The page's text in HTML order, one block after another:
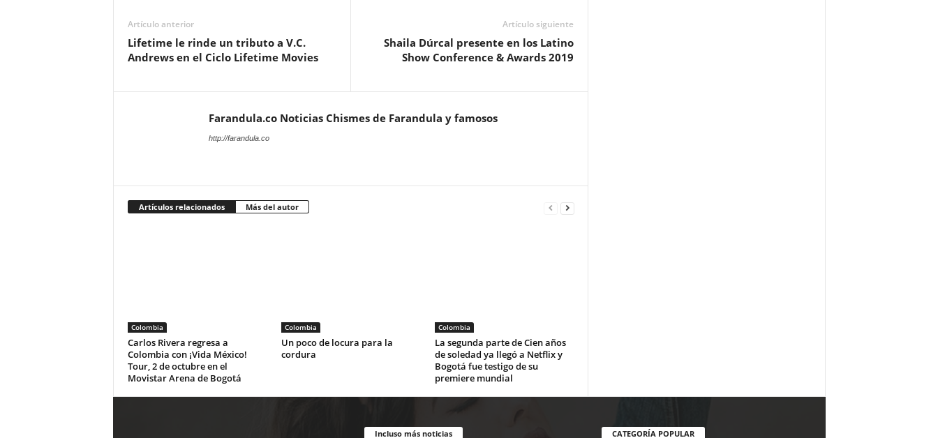
Artículo anterior
Lifetime le rinde un tributo a V.C.
Andrews en el Ciclo Lifetime Movies
Artículo siguiente
Shaila Dúrcal presente en los Latino
Show Conference & Awards 2019
Farandula.co Noticias Chismes de Farandula y famosos
http://farandula.co
Artículos relacionados Más del autor
Colombia
Carlos Rivera regresa a
Colombia con ¡Vida México!
Tour, 2 de octubre en el
Movistar Arena de Bogotá
Colombia
Un poco de locura para la
cordura
Colombia
La segunda parte de Cien años
de soledad ya llegó a Netflix y
Bogotá fue testigo de su
premiere mundial
Incluso más noticias CATEGORÍA POPULAR